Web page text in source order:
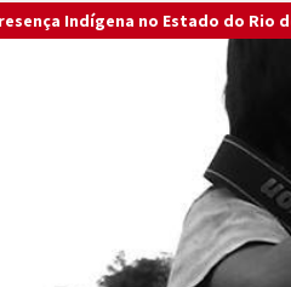
Indígena no Estado do Rio